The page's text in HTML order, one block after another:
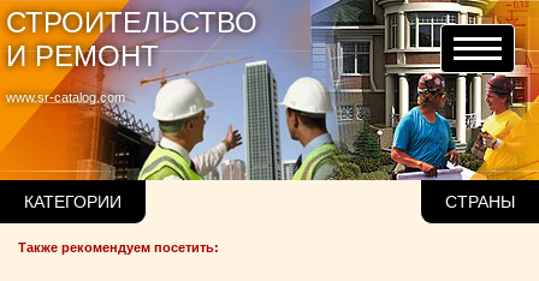
www.sr-catalog.com
СТРОИТЕЛЬСТВО
И РЕМОНТ
КАТЕГОРИИ СТРАНЫ
Также рекомендуем посетить: